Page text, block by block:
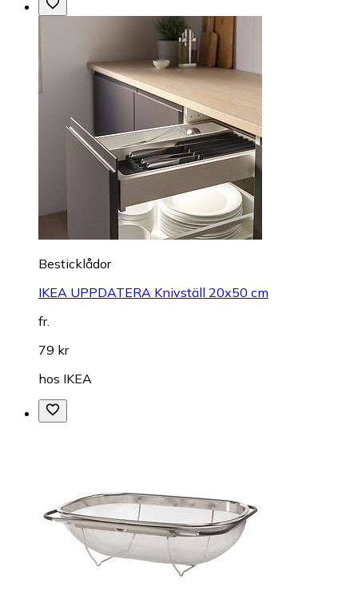
Besticklådor
IKEA UPPDATERA Knivställ 20x50 cm
fr.
79 kr
hos IKEA